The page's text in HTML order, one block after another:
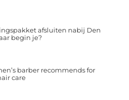
afsluiten nabij Den
begin je?
barber recommends for
care